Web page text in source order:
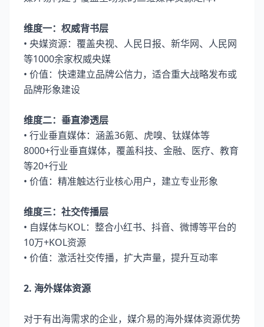
维度一：权威背书层
• 央媒资源：覆盖央视、人民日报、新华网、人民网
等1000余家权威央媒
• 价值：快速建立品牌公信力，适合重大战略发布或
品牌形象建设
维度二：垂直渗透层
• 行业垂直媒体：涵盖36氪、虎嗅、钛媒体等
8000+行业垂直媒体，覆盖科技、金融、医疗、教育
等20+行业
• 价值：精准触达行业核心用户，建立专业形象
维度三：社交传播层
• 自媒体与KOL：整合小红书、抖音、微博等平台的
10万+KOL资源
• 价值：激活社交传播，扩大声量，提升互动率
2. 海外媒体资源
对于有出海需求的企业，媒介易的海外媒体资源优势